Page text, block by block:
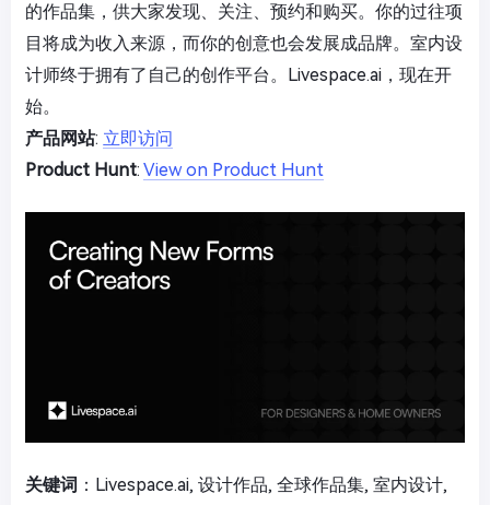
的作品集，供大家发现、关注、预约和购买。你的过往项
目将成为收入来源，而你的创意也会发展成品牌。室内设
计师终于拥有了自己的创作平台。Livespace.ai，现在开
始。
产品网站: 立即访问
Product Hunt: View on Product Hunt
关键词 ：Livespace.ai, 设计作品, 全球作品集, 室内设计,